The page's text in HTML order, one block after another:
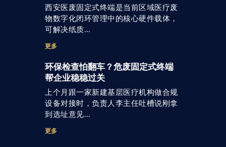
西安医废固定式终端是当前区域医疗废
物数字化闭环管理中的核心硬件载体，
可解决纸质…
更多
环保检查怕翻车？危废固定式终端
帮企业稳稳过关
上个月跟一家新建基层医疗机构做合规
设备对接时，负责人李主任吐槽说刚拿
到选址意见…
更多